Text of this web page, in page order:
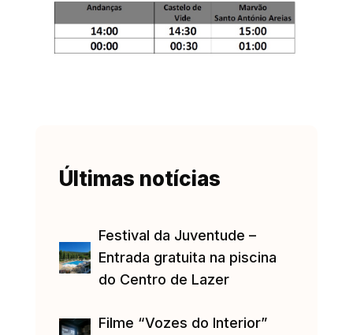
Últimas notícias
Festival da Juventude –
Entrada gratuita na piscina
do Centro de Lazer
Filme “Vozes do Interior”